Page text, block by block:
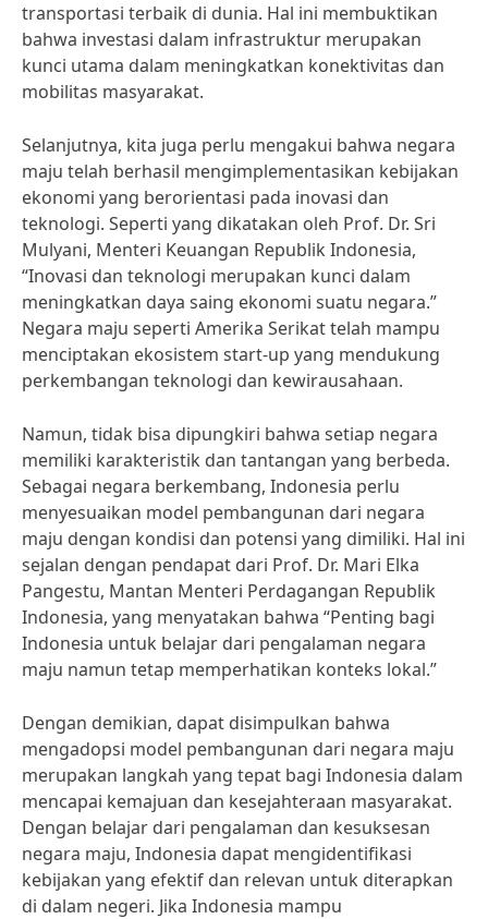
transportasi terbaik di dunia. Hal ini membuktikan
bahwa investasi dalam infrastruktur merupakan
kunci utama dalam meningkatkan konektivitas dan
mobilitas masyarakat.
Selanjutnya, kita juga perlu mengakui bahwa negara
maju telah berhasil mengimplementasikan kebijakan
ekonomi yang berorientasi pada inovasi dan
teknologi. Seperti yang dikatakan oleh Prof. Dr. Sri
Mulyani, Menteri Keuangan Republik Indonesia,
“Inovasi dan teknologi merupakan kunci dalam
meningkatkan daya saing ekonomi suatu negara.”
Negara maju seperti Amerika Serikat telah mampu
menciptakan ekosistem start-up yang mendukung
perkembangan teknologi dan kewirausahaan.
Namun, tidak bisa dipungkiri bahwa setiap negara
memiliki karakteristik dan tantangan yang berbeda.
Sebagai negara berkembang, Indonesia perlu
menyesuaikan model pembangunan dari negara
maju dengan kondisi dan potensi yang dimiliki. Hal ini
sejalan dengan pendapat dari Prof. Dr. Mari Elka
Pangestu, Mantan Menteri Perdagangan Republik
Indonesia, yang menyatakan bahwa “Penting bagi
Indonesia untuk belajar dari pengalaman negara
maju namun tetap memperhatikan konteks lokal.”
Dengan demikian, dapat disimpulkan bahwa
mengadopsi model pembangunan dari negara maju
merupakan langkah yang tepat bagi Indonesia dalam
mencapai kemajuan dan kesejahteraan masyarakat.
Dengan belajar dari pengalaman dan kesuksesan
negara maju, Indonesia dapat mengidentifikasi
kebijakan yang efektif dan relevan untuk diterapkan
di dalam negeri. Jika Indonesia mampu